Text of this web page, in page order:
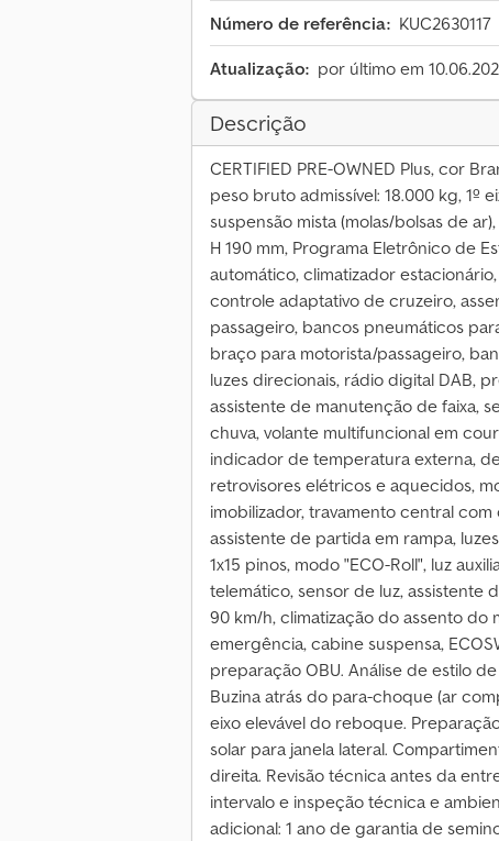
Número de referência: KUC2630117
Atualização: por último em
Descrição
CERTIFIED PRE-OWNED Plus, cor
peso bruto admissível: 18.000 kg, 1º
suspensão mista (molas/bolsas de
H 190 mm, Programa Eletrônico de
automático, climatizador
controle adaptativo de cruzeiro,
passageiro, bancos pneumáticos
braço para motorista/passageiro,
luzes direcionais, rádio digital DAB,
assistente de manutenção de faixa,
chuva, volante multifuncional em
indicador de temperatura externa,
retrovisores elétricos e aquecidos,
imobilizador, travamento central
assistente de partida em rampa,
1x15 pinos, modo "ECO-Roll", luz
telemático, sensor de luz, assistente
90 km/h, climatização do assento
emergência, cabine suspensa,
preparação OBU. Análise de estilo
Buzina atrás do para-choque (ar
eixo elevável do reboque.
solar para janela lateral.
direita. Revisão técnica antes da
intervalo e inspeção técnica e
adicional: 1 ano de garantia de